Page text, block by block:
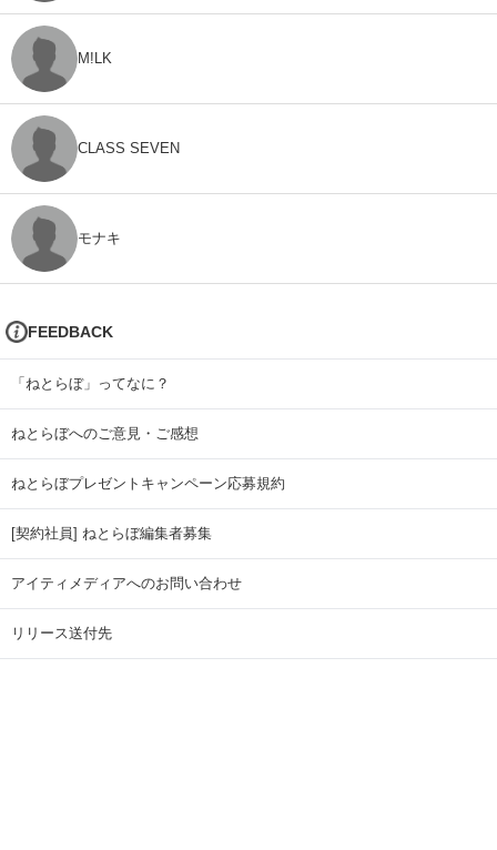
M!LK
CLASS SEVEN
モナキ
FEEDBACK
「ねとらぼ」ってなに？
ねとらぼへのご意見・ご感想
ねとらぼプレゼントキャンペーン応募規約
[契約社員] ねとらぼ編集者募集
アイティメディアへのお問い合わせ
リリース送付先